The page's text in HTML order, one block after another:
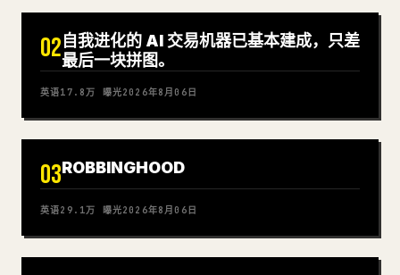
02自我进化的 AI 交易机器已基本建成，只差
最后一块拼图。
英语17.8万 曝光2026年8月06日
03ROBBINGHOOD
英语29.1万 曝光2026年8月06日